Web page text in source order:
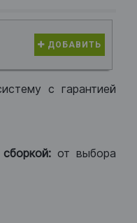
ДОБАВИТЬ
с гарантией
сборкой: от выбора